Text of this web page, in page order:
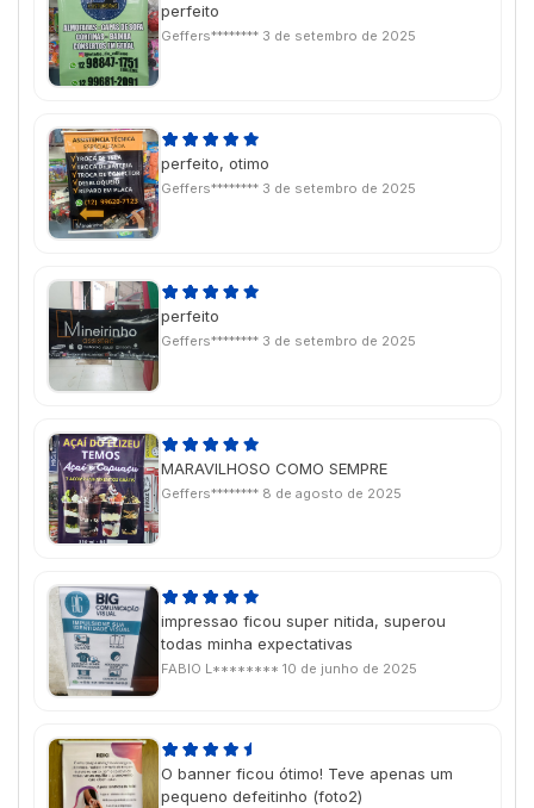
perfeito
Geffers******** 3 de setembro de 2025
perfeito, otimo
Geffers******** 3 de setembro de 2025
perfeito
Geffers******** 3 de setembro de 2025
MARAVILHOSO COMO SEMPRE
Geffers******** 8 de agosto de 2025
impressao ficou super nitida, superou
todas minha expectativas
FABIO L******** 10 de junho de 2025
O banner ficou ótimo! Teve apenas um
pequeno defeitinho (foto2)